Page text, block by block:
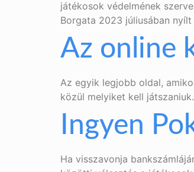
játékosok védelmének
Borgata 2023 júliusában
Az online
Az egyik legjobb oldal,
közül melyiket kell
Ingyen
Ha visszavonja